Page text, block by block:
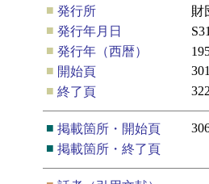
■ 発行所
財
■ 発行年月日
■ 発行年（西暦）
■ 開始頁
■ 終了頁
■ 掲載箇所・開始頁
■ 掲載箇所・終了頁